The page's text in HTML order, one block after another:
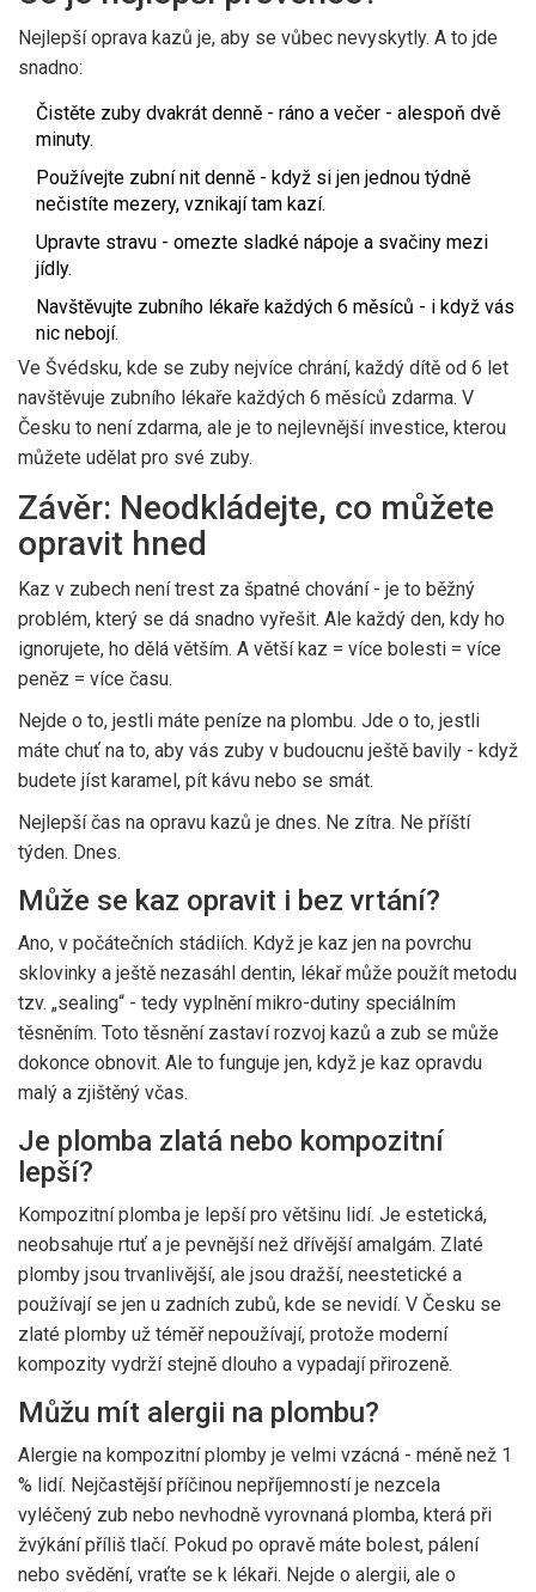
Nejlepší oprava kazů je, aby se vůbec nevyskytly. A to jde
snadno:
Čistěte zuby dvakrát denně - ráno a večer - alespoň dvě
minuty.
Používejte zubní nit denně - když si jen jednou týdně
nečistíte mezery, vznikají tam kazí.
Upravte stravu - omezte sladké nápoje a svačiny mezi
jídly.
Navštěvujte zubního lékaře každých 6 měsíců - i když vás
nic nebojí.
Ve Švédsku, kde se zuby nejvíce chrání, každý dítě od 6 let
navštěvuje zubního lékaře každých 6 měsíců zdarma. V
Česku to není zdarma, ale je to nejlevnější investice, kterou
můžete udělat pro své zuby.
Závěr: Neodkládejte, co můžete
opravit hned
Kaz v zubech není trest za špatné chování - je to běžný
problém, který se dá snadno vyřešit. Ale každý den, kdy ho
ignorujete, ho dělá větším. A větší kaz = více bolesti = více
peněz = více času.
Nejde o to, jestli máte peníze na plombu. Jde o to, jestli
máte chuť na to, aby vás zuby v budoucnu ještě bavily - když
budete jíst karamel, pít kávu nebo se smát.
Nejlepší čas na opravu kazů je dnes. Ne zítra. Ne příští
týden. Dnes.
Může se kaz opravit i bez vrtání?
Ano, v počátečních stádiích. Když je kaz jen na povrchu
sklovinky a ještě nezasáhl dentin, lékař může použít metodu
tzv. „sealing“ - tedy vyplnění mikro-dutiny speciálním
těsněním. Toto těsnění zastaví rozvoj kazů a zub se může
dokonce obnovit. Ale to funguje jen, když je kaz opravdu
malý a zjištěný včas.
Je plomba zlatá nebo kompozitní
lepší?
Kompozitní plomba je lepší pro většinu lidí. Je estetická,
neobsahuje rtuť a je pevnější než dřívější amalgám. Zlaté
plomby jsou trvanlivější, ale jsou dražší, neestetické a
používají se jen u zadních zubů, kde se nevidí. V Česku se
zlaté plomby už téměř nepoužívají, protože moderní
kompozity vydrží stejně dlouho a vypadají přirozeně.
Můžu mít alergii na plombu?
Alergie na kompozitní plomby je velmi vzácná - méně než 1
% lidí. Nejčastější příčinou nepříjemností je nezcela
vyléčený zub nebo nevhodně vyrovnaná plomba, která při
žvýkání příliš tlačí. Pokud po opravě máte bolest, pálení
nebo svědění, vraťte se k lékaři. Nejde o alergii, ale o